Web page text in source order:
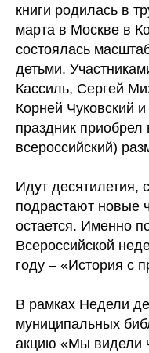
книги родилась в
марта в Москве в
состоялась
детьми.
Кассиль, Сергей
Корней Чуковский
праздник
всероссийский)
Идут десятилетия,
подрастают новые
остается. Именно
Всероссийской
году – «История с
В рамках Недели
муниципальных
акцию «Мы видели